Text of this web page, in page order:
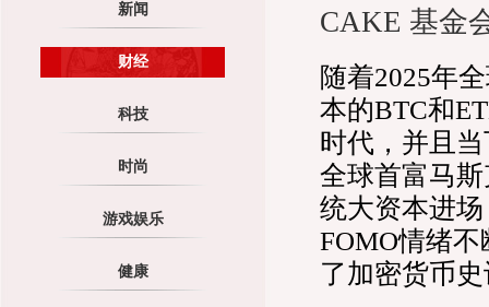
新闻
财经
科技
时尚
游戏娱乐
健康
CAKE 基金
随着2025年
本的BTC和
时代，并且
全球首富马
统大资本进
FOMO情绪
了加密货币